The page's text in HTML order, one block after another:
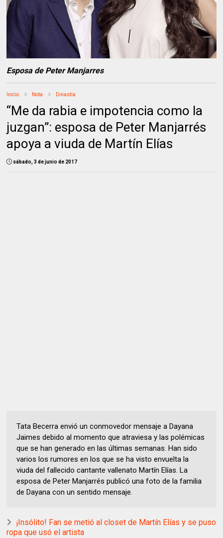
Esposa de Peter Manjarres
Inicio Nota Dinastía
“Me da rabia e impotencia como la
juzgan”: esposa de Peter Manjarrés
apoya a viuda de Martín Elías
sábado, 3 de junio de 2017
Tata Becerra envió un conmovedor mensaje a Dayana
Jaimes debido al momento que atraviesa y las polémicas
que se han generado en las últimas semanas. Han sido
varios los rumores en los que se ha visto envuelta la
viuda del fallecido cantante vallenato Martín Elías. La
esposa de Peter Manjarrés publicó una foto de la familia
de Dayana con un sentido mensaje.
¡Insólito! Fan se metió al closet de Martín Elías y se puso
ropa que usó el artista